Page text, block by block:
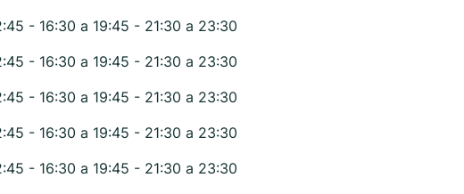
- 16:30 a 19:45 - 21:30 a 23:30
- 16:30 a 19:45 - 21:30 a 23:30
- 16:30 a 19:45 - 21:30 a 23:30
- 16:30 a 19:45 - 21:30 a 23:30
- 16:30 a 19:45 - 21:30 a 23:30